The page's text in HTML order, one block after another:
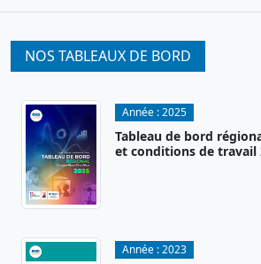
NOS TABLEAUX DE BORD
Année :2025
Tableau de bord
et conditions de travail
Année :2023